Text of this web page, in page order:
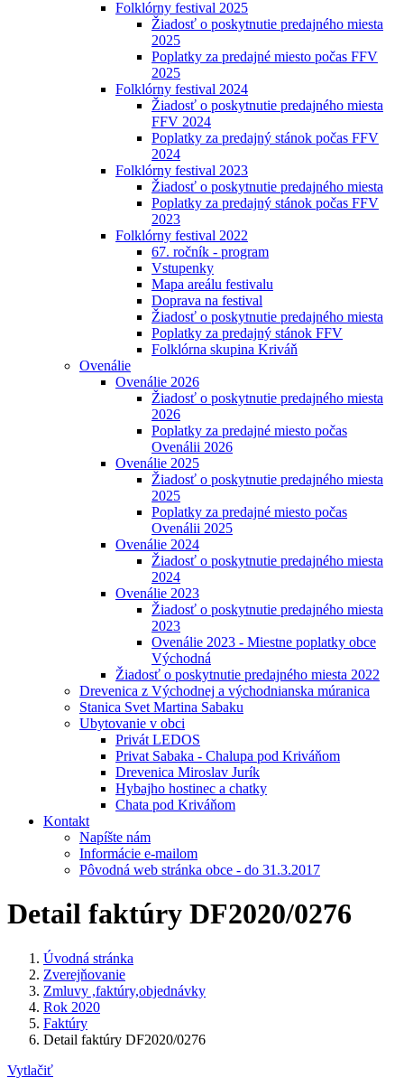
Folklórny festival 2025
Žiadosť o poskytnutie predajného miesta
2025
Poplatky za predajné miesto počas FFV
2025
Folklórny festival 2024
Žiadosť o poskytnutie predajného miesta
FFV 2024
Poplatky za predajný stánok počas FFV
2024
Folklórny festival 2023
Žiadosť o poskytnutie predajného miesta
Poplatky za predajný stánok počas FFV
2023
Folklórny festival 2022
67. ročník - program
Vstupenky
Mapa areálu festivalu
Doprava na festival
Žiadosť o poskytnutie predajného miesta
Poplatky za predajný stánok FFV
Folklórna skupina Kriváň
Ovenálie
Ovenálie 2026
Žiadosť o poskytnutie predajného miesta
2026
Poplatky za predajné miesto počas
Ovenálii 2026
Ovenálie 2025
Žiadosť o poskytnutie predajného miesta
2025
Poplatky za predajné miesto počas
Ovenálii 2025
Ovenálie 2024
Žiadosť o poskytnutie predajného miesta
2024
Ovenálie 2023
Žiadosť o poskytnutie predajného miesta
2023
Ovenálie 2023 - Miestne poplatky obce
Východná
Žiadosť o poskytnutie predajného miesta 2022
Drevenica z Východnej a východnianska múranica
Stanica Svet Martina Sabaku
Ubytovanie v obci
Privát LEDOS
Privat Sabaka - Chalupa pod Kriváňom
Drevenica Miroslav Jurík
Hybajho hostinec a chatky
Chata pod Kriváňom
Kontakt
Napíšte nám
Informácie e-mailom
Pôvodná web stránka obce - do 31.3.2017
Detail faktúry DF2020/0276
Úvodná stránka
Zverejňovanie
Zmluvy ,faktúry,objednávky
Rok 2020
Faktúry
Detail faktúry DF2020/0276
Vytlačiť